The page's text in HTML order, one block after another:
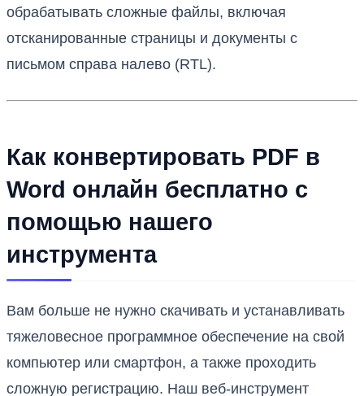
обрабатывать сложные файлы, включая
отсканированные страницы и документы с
письмом справа налево (RTL).
Как конвертировать PDF в
Word онлайн бесплатно с
помощью нашего
инструмента
Вам больше не нужно скачивать и устанавливать
тяжеловесное программное обеспечение на свой
компьютер или смартфон, а также проходить
сложную регистрацию. Наш веб-инструмент